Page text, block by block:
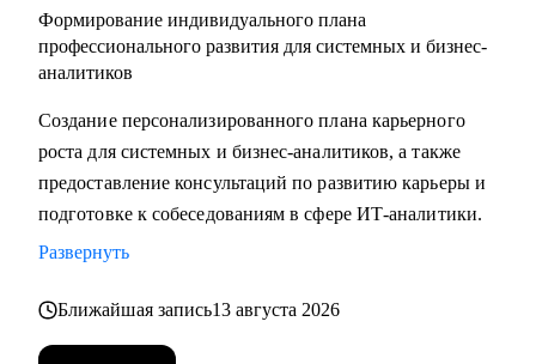
senior, lead)
• Бизнес‑аналитикам (в том числе тем, кто хочет усилить
• Senior/lead‑уровню: позиционирование, подготовка к
сложным интервью, переход в управление, расширение
зоны ответственности
• Начинающим и переходящим из смежных ролей
(например, техническим писателям и др.) - если ваша цель
понимание требований рынка
Формирование индивидуального плана
профессионального развития для системных и бизнес-
аналитиков
Создание персонализированного плана карьерного
роста для системных и бизнес-аналитиков, а также
предоставление консультаций по развитию карьеры и
подготовке к собеседованиям в сфере ИТ-аналитики.
Развернуть
Ближайшая запись13 августа 2026